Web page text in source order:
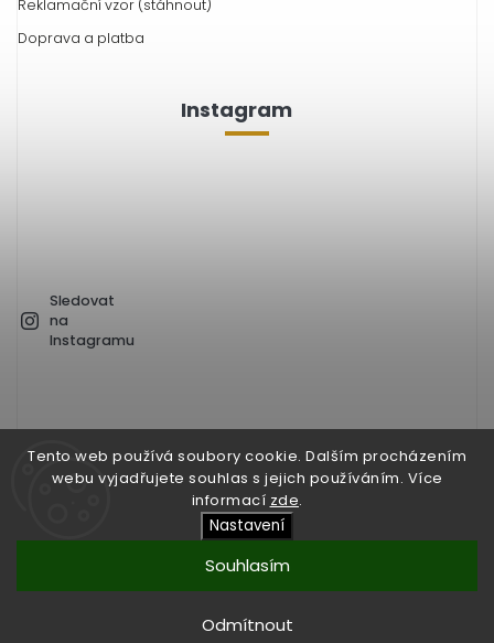
Tento web používá soubory cookie. Dalším procházením
webu vyjadřujete souhlas s jejich používáním. Více
informací zde.
Nastavení
Odmítnout
Souhlasím
Reklamační vzor (stáhnout)
Doprava a platba
Instagram
Sledovat
na
Instagramu
Copyright 2024DTOX e-shop. Všechna práva vyhrazena.
Shoptet | Design